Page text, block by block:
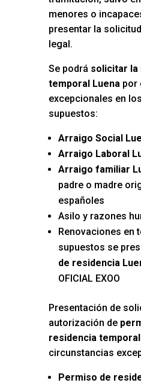
menores o
presentar la
legal.
Se podrá solicitar la
temporal Luenapor
excepcionales en
supuestos:
Arraigo Social
Arraigo Laboral
Arraigo familiar
padre o madre
españoles
Asilo y razones
Renovaciones en
supuestos se
de residencia
OFICIAL EXOO
Presentación de
autorización de
residencia
circunstancias
Permiso de